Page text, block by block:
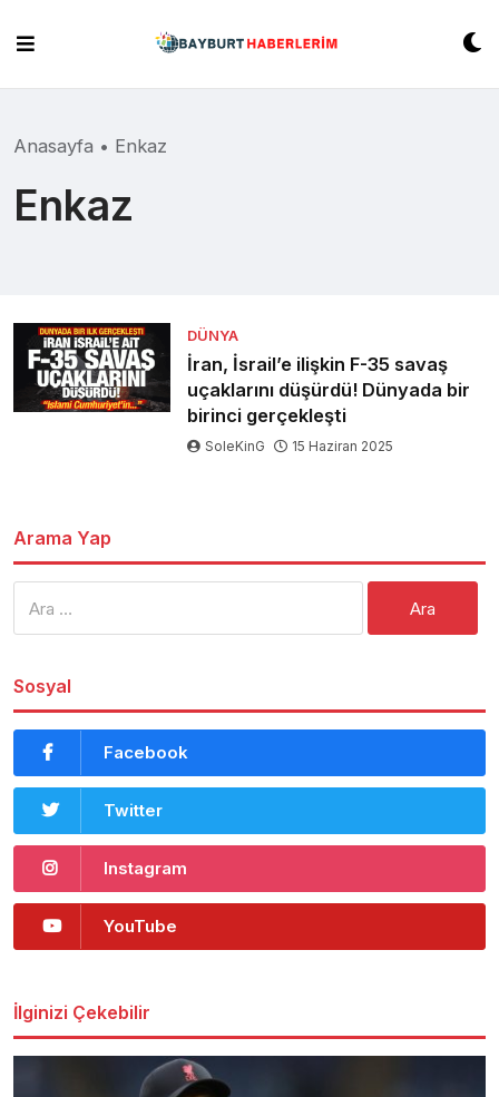
content
Anasayfa • Enkaz
Enkaz
DÜNYA
İran, İsrail’e ilişkin F-35 savaş
uçaklarını düşürdü! Dünyada bir
birinci gerçekleşti
SoleKinG 15 Haziran 2025
Arama Yap
Sosyal
Facebook
Twitter
Instagram
YouTube
İlginizi Çekebilir